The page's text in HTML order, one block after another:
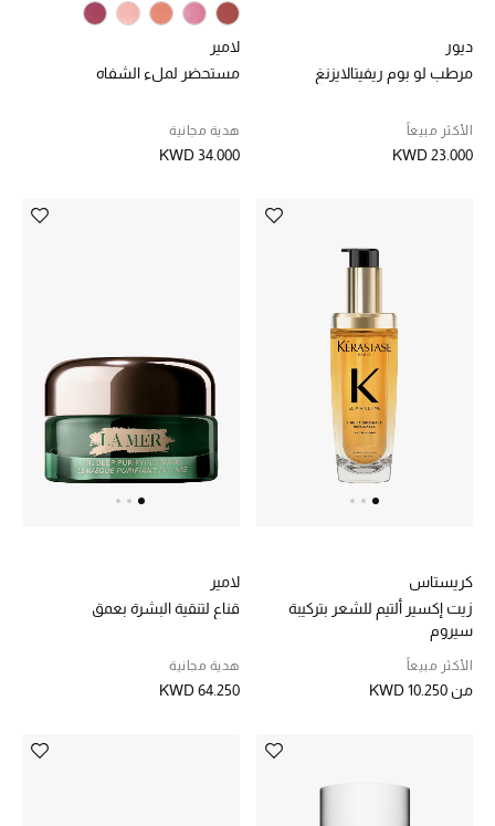
الجمال
تعكس توتيمي فن الأناقة السهلة بقطع أساسية راقية
ديور
مرطب لو بوم ريفيتالايزنغ
الأكثر مبيعاً
KWD 23.000
لامير
مستحضر لملء الشفاه
هدية مجانية
KWD 34.000
كريستاس
زيت إكسير ألتيم للشعر بتركيبة
سيروم
الأكثر مبيعاً
منKWD 10.250
لامير
قناع لتنقية البشرة بعمق
هدية مجانية
KWD 64.250